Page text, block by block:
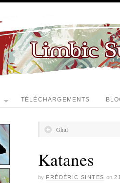
TÉLÉCHARGEMENTS
Ghûl
Katanes
by FRÉDÉRIC SINTES on